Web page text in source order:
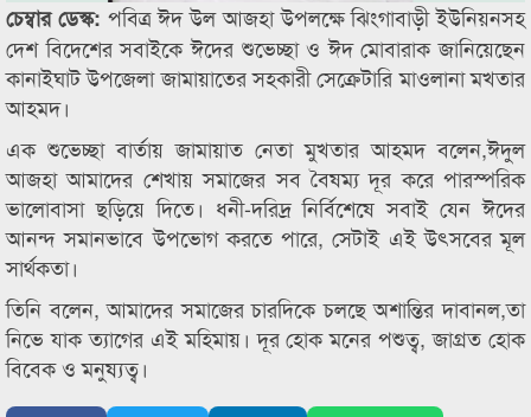
চেম্বার ডেস্ক: পবিত্র ঈদ উল আজহা উপলক্ষে ঝিংগাবাড়ী ইউনিয়নসহ
দেশ বিদেশের সবাইকে ঈদের শুভেচ্ছা ও ঈদ মোবারাক জানিয়েছেন
কানাইঘাট উপজেলা জামায়াতের সহকারী সেক্রেটারি মাওলানা মখতার
আহমদ।
এক শুভেচ্ছা বার্তায় জামায়াত নেতা মুখতার আহমদ বলেন,ঈদুল
আজহা আমাদের শেখায় সমাজের সব বৈষম্য দূর করে পারস্পরিক
ভালোবাসা ছড়িয়ে দিতে। ধনী-দরিদ্র নির্বিশেষে সবাই যেন ঈদের
আনন্দ সমানভাবে উপভোগ করতে পারে, সেটাই এই উৎসবের মূল
সার্থকতা।
তিনি বলেন, আমাদের সমাজের চারদিকে চলছে অশান্তির দাবানল,তা
নিভে যাক ত্যাগের এই মহিমায়। ​দূর হোক মনের পশুত্ব, জাগ্রত হোক
বিবেক ও মনুষ্যত্ব।